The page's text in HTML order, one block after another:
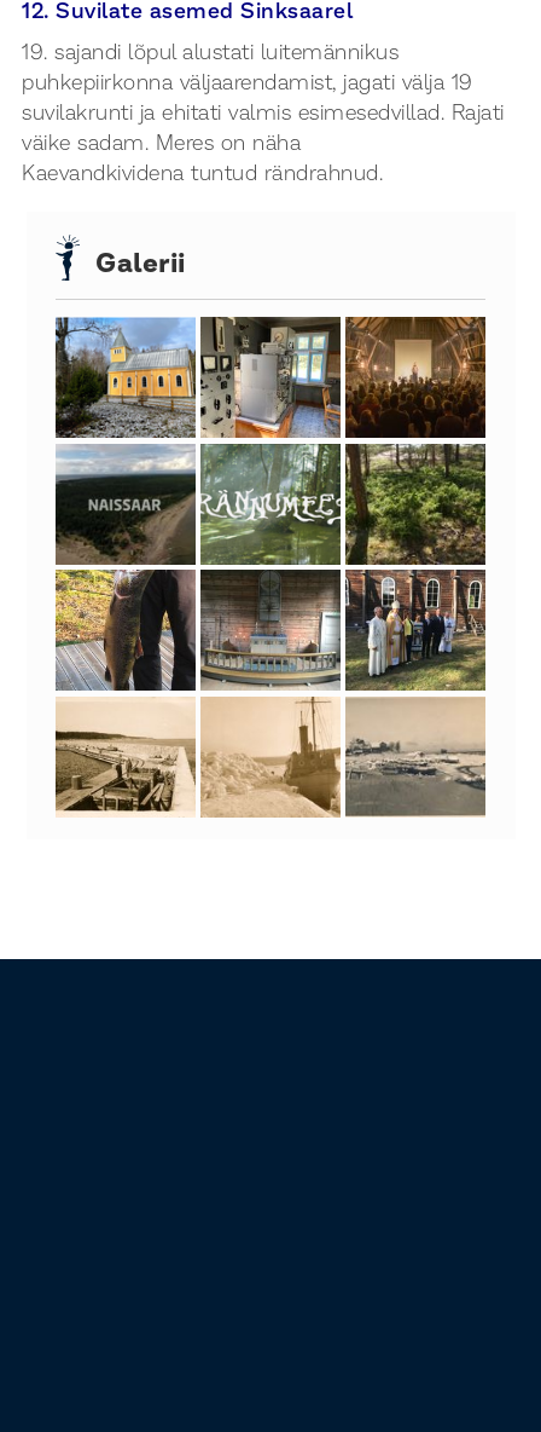
12. Suvilate asemed Sinksaarel
19. sajandi lõpul alustati luitemännikus
puhkepiirkonna väljaarendamist, jagati välja 19
suvilakrunti ja ehitati valmis esimesedvillad. Rajati
väike sadam. Meres on näha
Kaevandkividena tuntud rändrahnud.
Galerii